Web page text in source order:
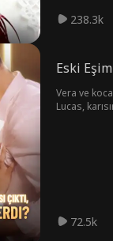
238.3k
Eski
Vera ve
Lucas,
72.5k